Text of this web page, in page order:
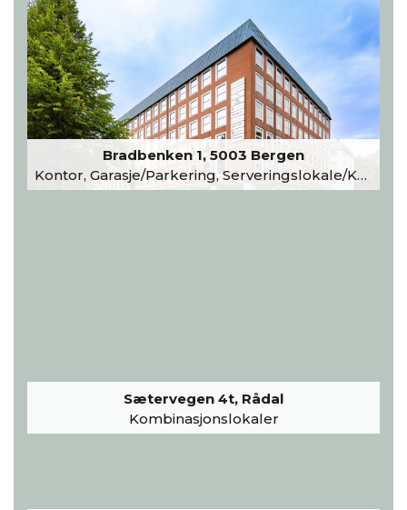
Bradbenken 1, 5003 Bergen
Kontor, Garasje/Parkering, Serveringslokale/Kantine, Undervisning/Arrangement
Sætervegen 4t, Rådal
Kombinasjonslokaler